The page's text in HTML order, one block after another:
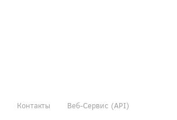
Контакты Веб-Сервис (API)